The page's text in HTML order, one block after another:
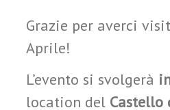
Grazie per averci
Aprile!
L’evento si svolgerà
location del Castello